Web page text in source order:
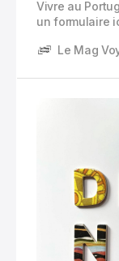
Vivre au
un formulaire
retrouves à
Le Mag